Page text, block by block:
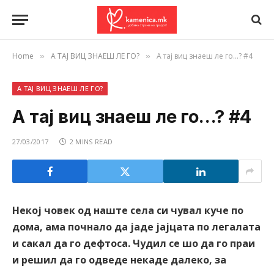
Home » А ТАЈ ВИЦ ЗНАЕШ ЛЕ ГО? » А тај виц знаеш ле го…? #4
А ТАЈ ВИЦ ЗНАЕШ ЛЕ ГО?
А тај виц знаеш ле го…? #4
27/03/2017 2 MINS READ
Некој човек од наште села си чувал куче по
дома, ама почнало да јаде јајцата по легалата
и сакал да го дефтоса. Чудил се шо да го праи
и решил да го одведе некаде далеко, за